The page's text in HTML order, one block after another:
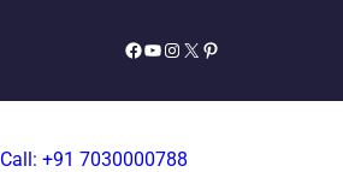
Facebook
YouTube
Instagram
X Pinterest
Call: +91 7030000788